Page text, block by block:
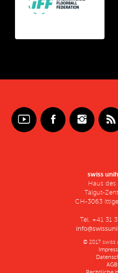
swiss
Haus des
Talgut-
CH-3063
Tel. +41 31
© 2017 swiss
AGB